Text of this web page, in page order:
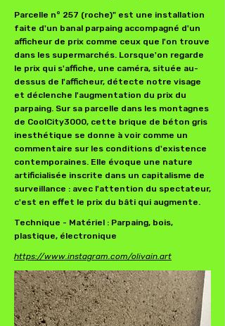
Parcelle n° 257 (roche)" est une installation
faite d'un banal parpaing accompagné d'un
afficheur de prix comme ceux que l'on trouve
dans les supermarchés. Lorsque'on regarde
le prix qui s'affiche, une caméra, située au-
dessus de l'afficheur, détecte notre visage
et déclenche l'augmentation du prix du
parpaing. Sur sa parcelle dans les montagnes
de CoolCity3000, cette brique de béton gris
inesthétique se donne à voir comme un
commentaire sur les conditions d'existence
contemporaines. Elle évoque une nature
artificialisée inscrite dans un capitalisme de
surveillance : avec l'attention du spectateur,
c'est en effet le prix du bâti qui augmente.
Technique - Matériel : Parpaing, bois,
plastique, électronique
https://www.instagram.com/olivain.art